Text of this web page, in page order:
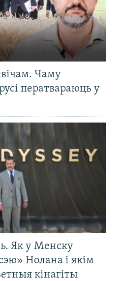
Чаму
ператвараюць у
Як у Менску
Нолана і якім
кінагіты